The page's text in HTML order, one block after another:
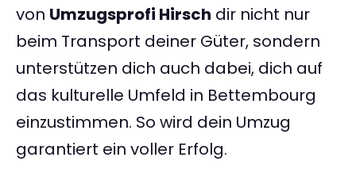
von Umzugsprofi Hirsch dir nicht nur
beim Transport deiner Güter, sondern
unterstützen dich auch dabei, dich auf
das kulturelle Umfeld in Bettembourg
einzustimmen. So wird dein Umzug
garantiert ein voller Erfolg.